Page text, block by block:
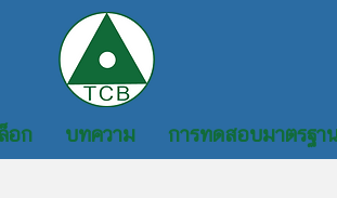
อก บทความ การทดสอบมาตรฐา